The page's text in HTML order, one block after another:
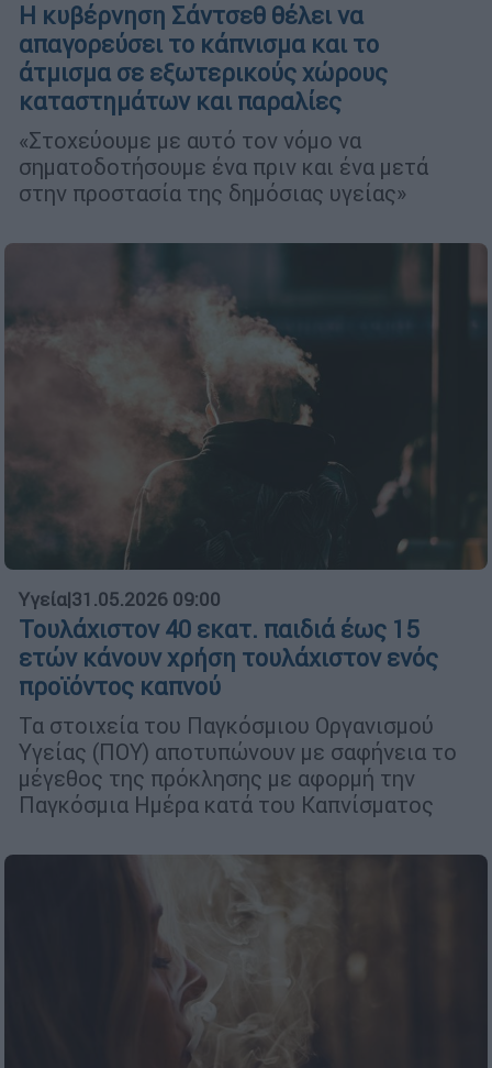
Η κυβέρνηση Σάντσεθ θέλει να
απαγορεύσει το κάπνισμα και το
άτμισμα σε εξωτερικούς χώρους
καταστημάτων και παραλίες
«Στοχεύουμε με αυτό τον νόμο να
σηματοδοτήσουμε ένα πριν και ένα μετά
στην προστασία της δημόσιας υγείας»
Υγεία|31.05.2026 09:00
Τουλάχιστον 40 εκατ. παιδιά έως 15
ετών κάνουν χρήση τουλάχιστον ενός
προϊόντος καπνού
Τα στοιχεία του Παγκόσμιου Οργανισμού
Υγείας (ΠΟΥ) αποτυπώνουν με σαφήνεια το
μέγεθος της πρόκλησης με αφορμή την
Παγκόσμια Ημέρα κατά του Καπνίσματος